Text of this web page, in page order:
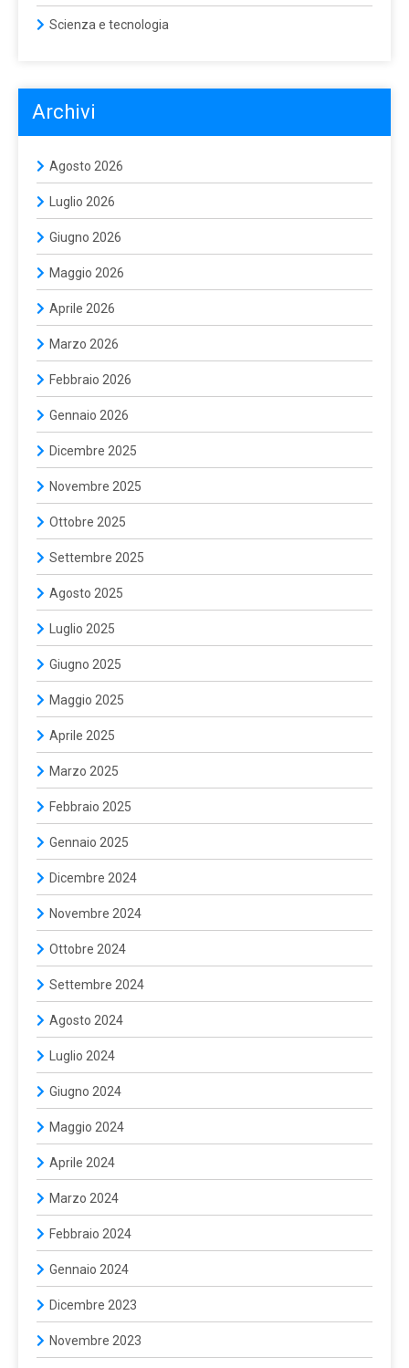
Scienza e tecnologia
Archivi
Agosto 2026
Luglio 2026
Giugno 2026
Maggio 2026
Aprile 2026
Marzo 2026
Febbraio 2026
Gennaio 2026
Dicembre 2025
Novembre 2025
Ottobre 2025
Settembre 2025
Agosto 2025
Luglio 2025
Giugno 2025
Maggio 2025
Aprile 2025
Marzo 2025
Febbraio 2025
Gennaio 2025
Dicembre 2024
Novembre 2024
Ottobre 2024
Settembre 2024
Agosto 2024
Luglio 2024
Giugno 2024
Maggio 2024
Aprile 2024
Marzo 2024
Febbraio 2024
Gennaio 2024
Dicembre 2023
Novembre 2023